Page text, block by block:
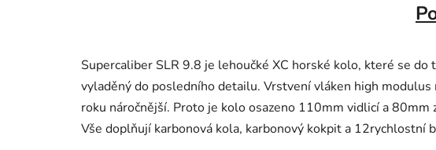
Supercaliber SLR 9.8 je lehoučké XC horské kolo, které se
vyladěný do posledního detailu. Vrstvení vláken high
roku náročnější. Proto je kolo osazeno 110mm vidlicí a
Vše doplňují karbonová kola, karbonový kokpit a 12rychlostní